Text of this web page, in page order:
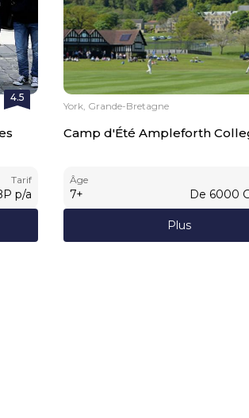
4.5
Tarif
p/a
York, Grande-Bretagne
Camp d'Été Ampleforth
Âge
7+ De 6000
Plus